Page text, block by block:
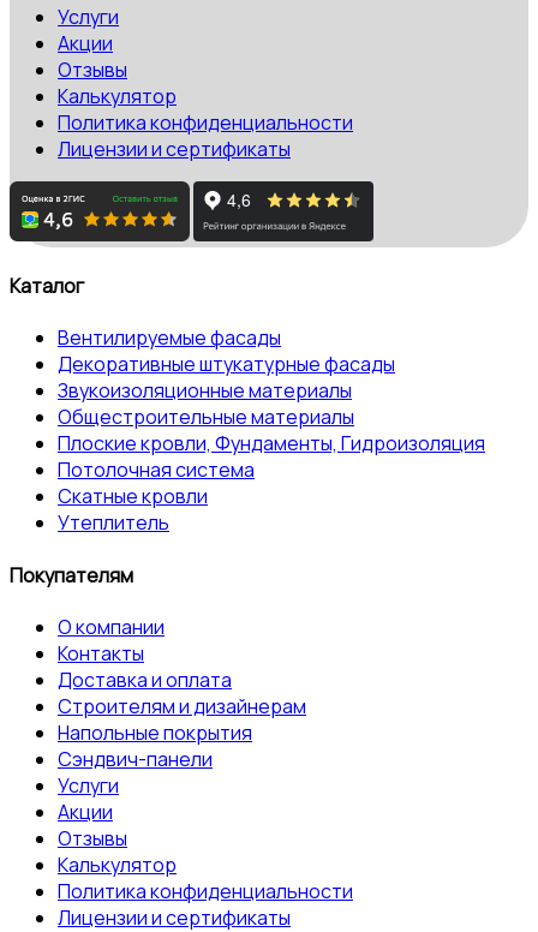
Услуги
Акции
Отзывы
Калькулятор
Политика конфиденциальности
Лицензии и сертификаты
Каталог
Вентилируемые фасады
Декоративные штукатурные фасады
Звукоизоляционные материалы
Общестроительные материалы
Плоские кровли, Фундаменты, Гидроизоляция
Потолочная система
Скатные кровли
Утеплитель
Покупателям
О компании
Контакты
Доставка и оплата
Строителям и дизайнерам
Напольные покрытия
Сэндвич-панели
Услуги
Акции
Отзывы
Калькулятор
Политика конфиденциальности
Лицензии и сертификаты